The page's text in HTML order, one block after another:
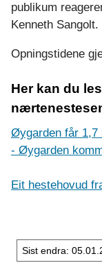
publikum
Kenneth Sangolt.
Opningstidene
Her kan du
Øygarden får
- Øygarden
Eit hestehovud
Sist endra